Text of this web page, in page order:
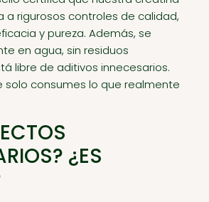
a rigurosos controles de calidad,
y pureza. Además, se
en agua, sin residuos
libre de aditivos innecesarios.
solo consumes lo que realmente
¿ES